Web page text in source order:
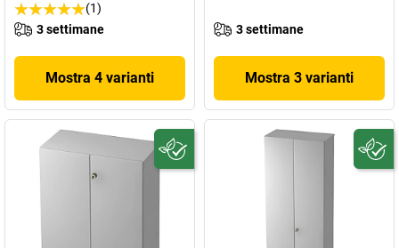
(1)
3 settimane
Mostra 4 varianti
3 settimane
Mostra 3 varianti